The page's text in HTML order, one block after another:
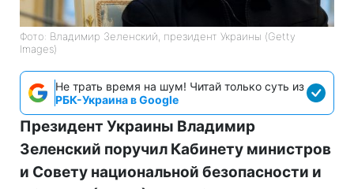
Фото: Владимир Зеленский, президент Украины (Getty
Images)
Не трать время на шум! Читай только суть из
РБК-Украина в Google
Президент Украины Владимир
Зеленский поручил Кабинету министров
и Совету национальной безопасности и